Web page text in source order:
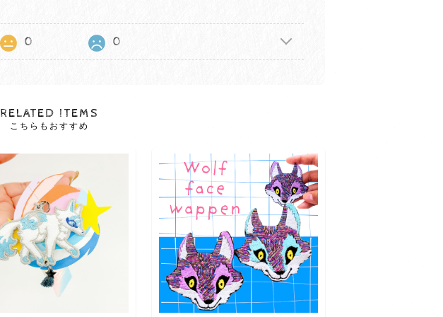
0 0
RELATED ITEMS
こちらもおすすめ